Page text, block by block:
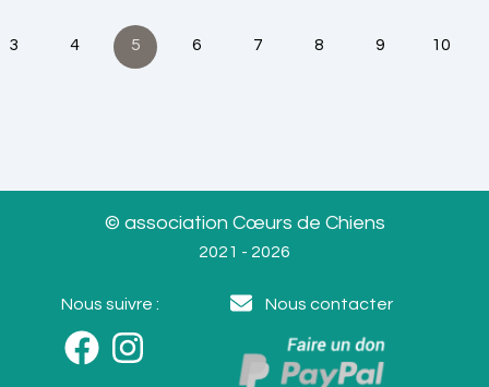
3 4 5 6 7 8 9 10
© association Cœurs de Chiens
2021 - 2026
Nous suivre : Nous contacter